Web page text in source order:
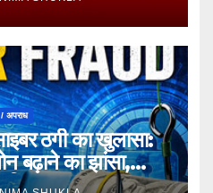
अपराध
ठगी का खुलासा:
बढ़ाने का झांसा,